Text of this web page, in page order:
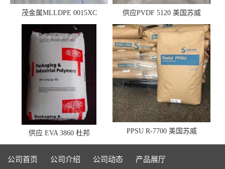
茂金属MLLDPE 0015XC
0019XC 现货
供应PVDF 5120 美国苏威
供应 EVA 3860 杜邦 PPSU R-7700 美国苏威
公司首页 公司介绍 公司动态 产品展厅